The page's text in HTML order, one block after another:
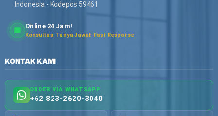
Indonesia - Kodepos 59461
Online 24 Jam!
Konsultasi Tanya Jawab Fast Response
KONTAK KAMI
ORDER VIA WHATSAPP
+62 823-2620-3040